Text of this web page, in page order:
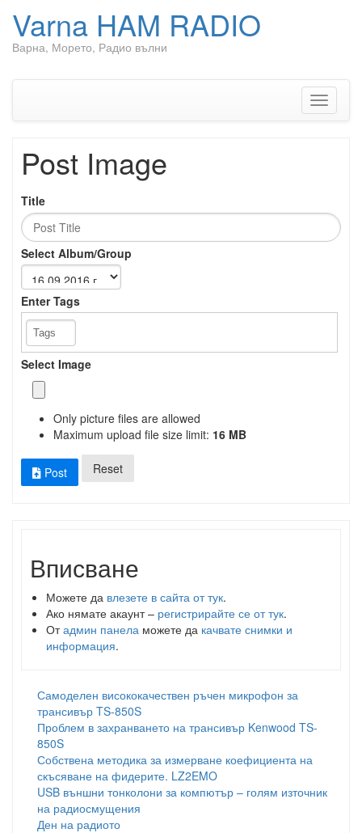
Varna HAM RADIO
Варна, Морето, Радио вълни
Toggle
Post Image
Title
Select Album/Group
Enter Tags
Select Image
Only picture files are allowed
Maximum upload file size limit: 16 MB
Post Reset
Вписване
Можете да влезете в сайта от тук.
Ако нямате акаунт – регистрирайте се от тук.
Отадмин панела можете да качвате снимки и
информация.
Самоделен висококачествен ръчен микрофон за
трансивър TS-850S
Проблем в захранването на трансивър Kenwood TS-
850S
Собствена методика за измерване коефициента на
скъсяване на фидерите. LZ2EMO
USB външни тонколони за компютър – голям източник
на радиосмущения
Ден на радиото